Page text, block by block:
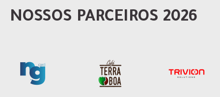
NOSSOS PARCEIROS 2026